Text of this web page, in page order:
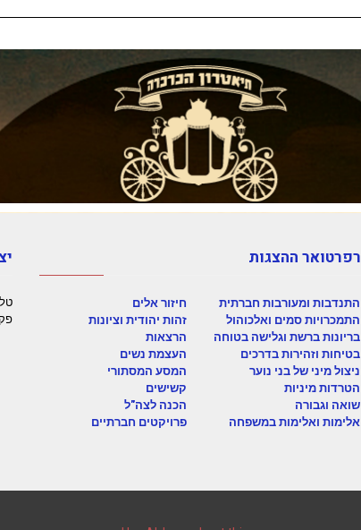
רפרטואר ההצגות
התנדבות ומעורבות חברתית
התמכרויות סמים ואלכוהול
בריונות ברשת וגלישה בטוחה
בטיחות וזהירות בדרכים
ניצול מיני של בני נוער
הטרדות מיניות
שואה וגבורה
אלימות ואלימות במשפחה
חיזור אלים
זהות יהודית וציונות
הרצאות
העצמת נשים
המסע המסתורי
קשישים
הכנה לצה"ל
פרויקטים חברתיים
פקס: